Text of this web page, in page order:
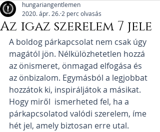
Az igaz szerelem 7 jele
hungariangentlemen
2020. ápr. 26.2 perc olvasás
A boldog párkapcsolat nem csak úgy
magától jön. Nélkülözhetetlen hozzá
az önismeret, önmagad elfogása és
az önbizalom. Egymásból a legjobbat
hozzátok ki, inspiráljátok a másikat.
Hogy miről  ismerheted fel, ha a
párkapcsolatod valódi szerelem, íme
hét jel, amely biztosan erre utal.